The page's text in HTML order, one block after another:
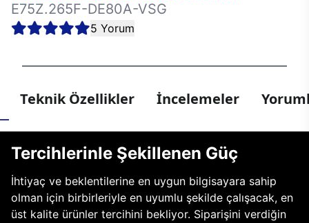
E75Z.265F-DE80A-VSG
5 Yorum
Teknik Özellikler İncelemeler
Tercihlerinle Şekillenen Güç
İhtiyaç ve beklentilerine en uygun bilgisayara sahip
olman için birbirleriyle en uyumlu şekilde çalışacak, en
üst kalite ürünler tercihini bekliyor. Siparişini verdiğin